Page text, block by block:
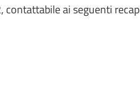
ai seguenti